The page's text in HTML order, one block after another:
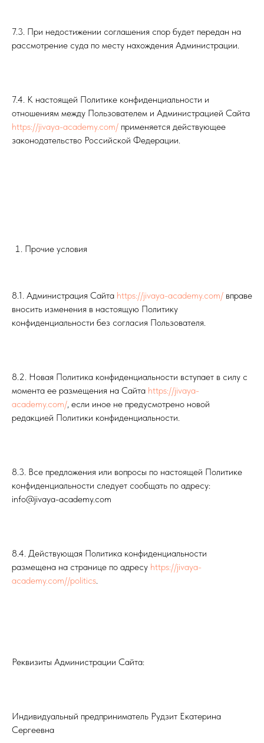
7.3. При недостижении соглашения спор будет передан на
рассмотрение суда по месту нахождения Администрации.
7.4. К настоящей Политике конфиденциальности и
отношениям между Пользователем и Администрацией Сайта
https://jivaya-academy.com/ применяется действующее
законодательство Российской Федерации.
Прочие условия
8.1. Администрация Сайта https://jivaya-academy.com/ вправе
вносить изменения в настоящую Политику
конфиденциальности без согласия Пользователя.
8.2. Новая Политика конфиденциальности вступает в силу с
момента ее размещения на Сайта https://jivaya-
academy.com/, если иное не предусмотрено новой
редакцией Политики конфиденциальности.
8.3. Все предложения или вопросы по настоящей Политике
конфиденциальности следует сообщать по адресу:
info@jivaya-academy.com
8.4. Действующая Политика конфиденциальности
размещена на странице по адресу https://jivaya-
academy.com//politics.
Реквизиты Администрации Сайта:
Индивидуальный предприниматель Рудзит Екатерина
Сергеевна